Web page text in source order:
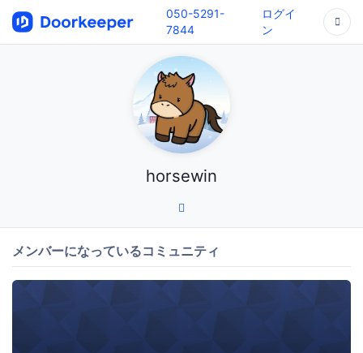
050-5291-
7844
ログイ
ン
horsewin
メンバーになっているコミュニティ